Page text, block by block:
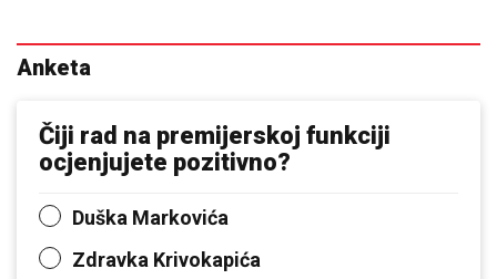
Anketa
Čiji rad na premijerskoj funkciji
ocjenjujete pozitivno?
Duška Markovića
Zdravka Krivokapića